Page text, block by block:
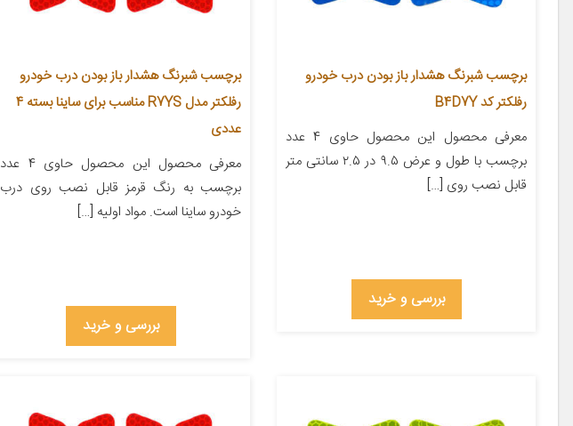
برچسب شبرنگ هشدار باز بودن درب خودرو
رفلکتر کد B4D7Y
معرفی محصول این محصول حاوی 4 عدد
برچسب با طول و عرض ۹.۵ در ۲.۵ سانتی متر
قابل نصب روی […]
بررسی و خرید
برچسب شبرنگ هشدار باز بودن درب خودرو
رفلکتر مدل R7YS مناسب برای ساینا بسته 4
عددی
معرفی محصول این محصول حاوی 4 عدد
برچسب به رنگ قرمز قابل نصب روی درب
خودرو ساینا است. مواد اولیه […]
بررسی و خرید